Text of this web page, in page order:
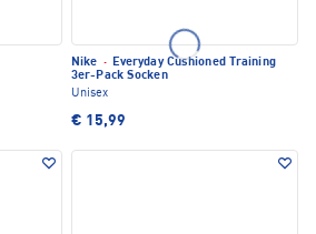
Nike · Everyday Cushioned Training
3er-Pack Socken
Unisex
€ 15,99